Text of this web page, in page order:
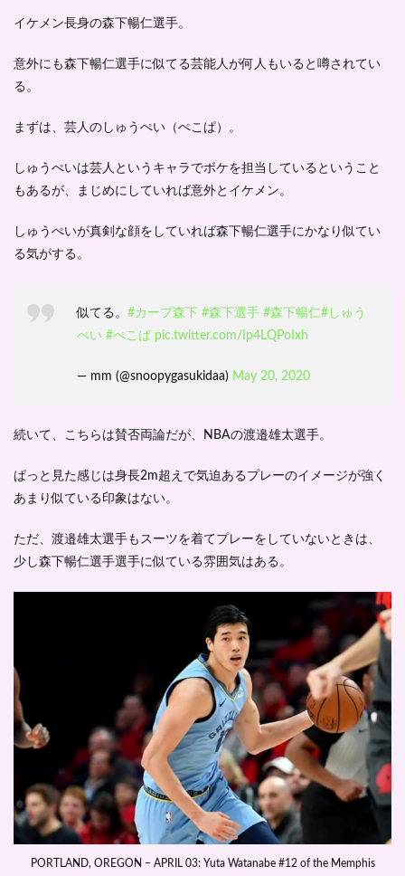
イケメン長身の森下暢仁選手。
意外にも森下暢仁選手に似てる芸能人が何人もいると噂されてい
る。
まずは、 芸人のしゅうぺい（ぺこぱ） 。
しゅうぺいは芸人というキャラでボケを担当しているということ
もあるが、まじめにしていれば意外とイケメン。
しゅうぺいが真剣な顔をしていれば森下暢仁選手にかなり似てい
る気がする。
似てる。 #カープ森下 #森下選手 #森下暢仁#しゅう
ぺい #ぺこぱ pic.twitter.com/Ip4LQPoIxh
— mm (@snoopygasukidaa) May 20, 2020
続いて、こちらは賛否両論だが、 NBAの渡邉雄太選手。
ぱっと見た感じは身長2m超えで気迫あるプレーのイメージが強く
あまり似ている印象はない。
ただ、渡邉雄太選手もスーツを着てプレーをしていないときは、
少し森下暢仁選手選手に似ている雰囲気はある。
PORTLAND, OREGON – APRIL 03: Yuta Watanabe #12 of the Memphis